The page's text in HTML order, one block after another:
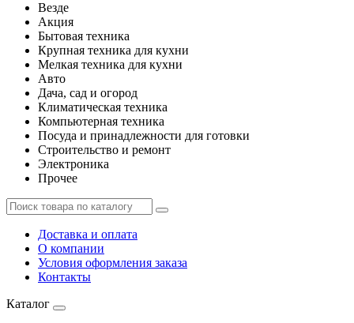
Везде
Акция
Бытовая техника
Крупная техника для кухни
Мелкая техника для кухни
Авто
Дача, сад и огород
Климатическая техника
Компьютерная техника
Посуда и принадлежности для готовки
Строительство и ремонт
Электроника
Прочее
Доставка и оплата
О компании
Условия оформления заказа
Контакты
Каталог